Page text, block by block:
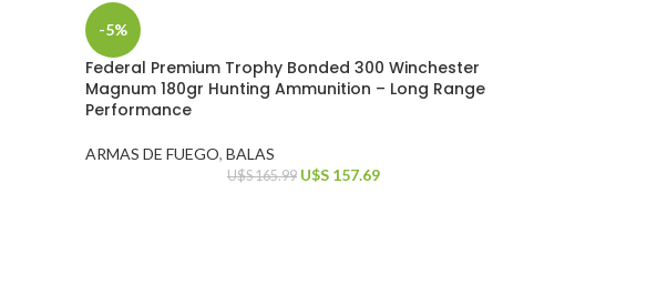
-5%
Federal Premium Trophy Bonded 300 Winchester
Magnum 180gr Hunting Ammunition – Long Range
Performance
ARMAS DE FUEGO, BALAS
U$S165.99 U$S 157.69